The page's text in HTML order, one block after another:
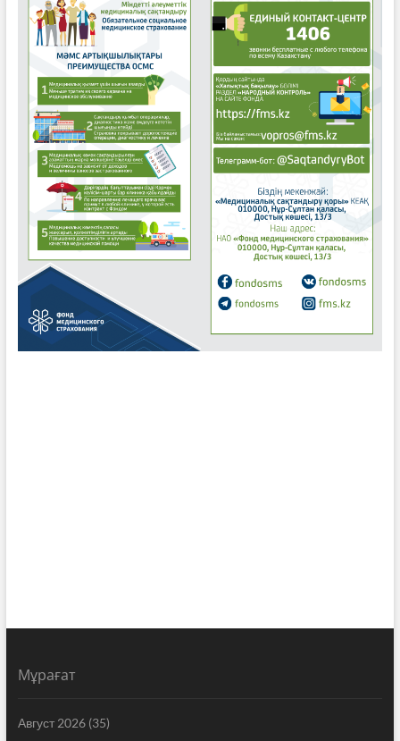
Мұрағат
Август 2026(35)